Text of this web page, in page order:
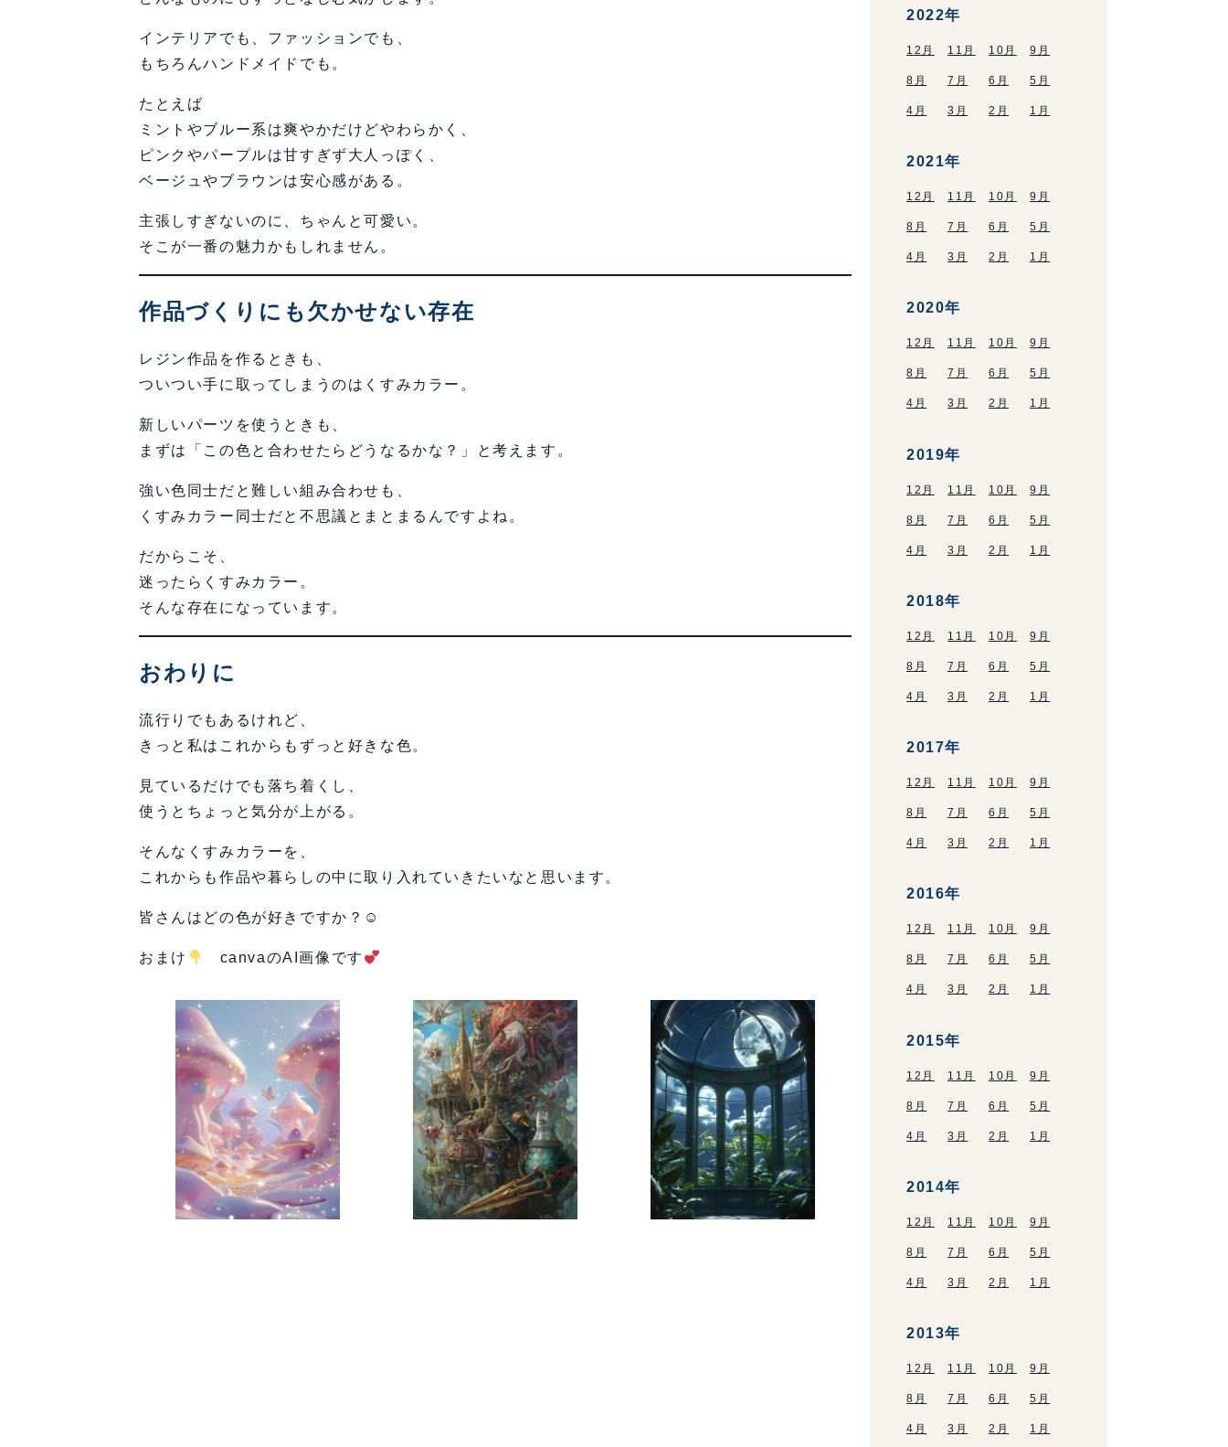
インテリアでも、ファッションでも、
もちろんハンドメイドでも。
たとえば
ミントやブルー系は爽やかだけどやわらかく、
ピンクやパープルは甘すぎず大人っぽく、
ベージュやブラウンは安心感がある。
主張しすぎないのに、ちゃんと可愛い。
そこが一番の魅力かもしれません。
作品づくりにも欠かせない存在
レジン作品を作るときも、
ついつい手に取ってしまうのはくすみカラー。
新しいパーツを使うときも、
まずは「この色と合わせたらどうなるかな？」と考えます。
強い色同士だと難しい組み合わせも、
くすみカラー同士だと不思議とまとまるんですよね。
だからこそ、
迷ったらくすみカラー。
そんな存在になっています。
おわりに
流行りでもあるけれど、
きっと私はこれからもずっと好きな色。
見ているだけでも落ち着くし、
使うとちょっと気分が上がる。
そんなくすみカラーを、
これからも作品や暮らしの中に取り入れていきたいなと思います。
皆さんはどの色が好きですか？☺
おまけ canvaのAI画像です
2022年
12月 11月 10月 9月
8月 7月 6月 5月
4月 3月 2月 1月
2021年
12月 11月 10月 9月
8月 7月 6月 5月
4月 3月 2月 1月
2020年
12月 11月 10月 9月
8月 7月 6月 5月
4月 3月 2月 1月
2019年
12月 11月 10月 9月
8月 7月 6月 5月
4月 3月 2月 1月
2018年
12月 11月 10月 9月
8月 7月 6月 5月
4月 3月 2月 1月
2017年
12月 11月 10月 9月
8月 7月 6月 5月
4月 3月 2月 1月
2016年
12月 11月 10月 9月
8月 7月 6月 5月
4月 3月 2月 1月
2015年
12月 11月 10月 9月
8月 7月 6月 5月
4月 3月 2月 1月
2014年
12月 11月 10月 9月
8月 7月 6月 5月
4月 3月 2月 1月
2013年
12月 11月 10月 9月
8月 7月 6月 5月
4月 3月 2月 1月